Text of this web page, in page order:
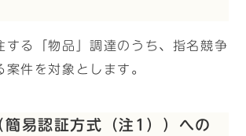
する「物品」調達のうち、指名競争
案件を対象とします。
簡易認証方式（注1））への